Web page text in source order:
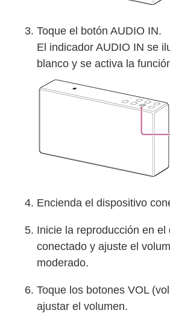
Toque el botón AUDIO IN.
El indicador AUDIO IN se
blanco y se activa la
Encienda el dispositivo
Inicie la reproducción en el
conectado y ajuste el
moderado.
Toque los botones VOL
ajustar el volumen.